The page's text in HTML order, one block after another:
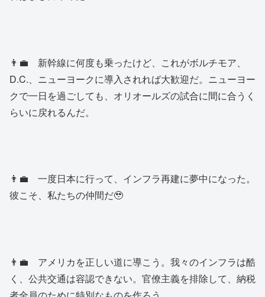
👨‍💼 新幹線に何度も乗ったけど、これがボルチモア、
D.C.、ニューヨークに導入されれば大歓迎だ。ニューヨー
クで一日を過ごしても、オリオールズの試合に間に合うく
らいに戻れるんだ。
👨‍💼 一度日本に行って、インフラ再建に夢中になった。
彼こそ、私たちの仲間だ🥹
👨‍💼 アメリカを正しい道に導こう。我々のインフラは酷
く、公共交通は容認できない。官僚主義を排除して、納税